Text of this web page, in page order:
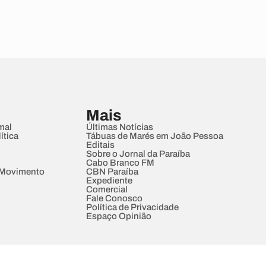
Mais
Últimas Notícias
Tábuas de Marés em João Pessoa
Editais
Sobre o Jornal da Paraíba
Cabo Branco FM
CBN Paraíba
Expediente
Comercial
Fale Conosco
Política de Privacidade
Espaço Opinião